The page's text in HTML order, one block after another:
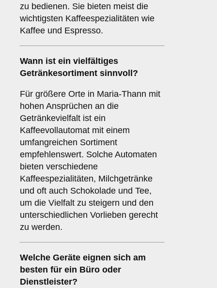
zu bedienen. Sie bieten meist die
wichtigsten Kaffeespezialitäten wie
Kaffee und Espresso.
Wann ist ein vielfältiges
Getränkesortiment sinnvoll?
Für größere Orte in Maria-Thann mit
hohen Ansprüchen an die
Getränkevielfalt ist ein
Kaffeevollautomat mit einem
umfangreichen Sortiment
empfehlenswert. Solche Automaten
bieten verschiedene
Kaffeespezialitäten, Milchgetränke
und oft auch Schokolade und Tee,
um die Vielfalt zu steigern und den
unterschiedlichen Vorlieben gerecht
zu werden.
Welche Geräte eignen sich am
besten für ein Büro oder
Dienstleister?